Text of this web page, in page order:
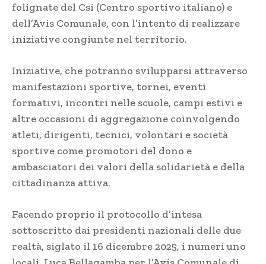
folignate del Csi (Centro sportivo italiano) e
dell’Avis Comunale, con l’intento di realizzare
iniziative congiunte nel territorio.
Iniziative, che potranno svilupparsi attraverso
manifestazioni sportive, tornei, eventi
formativi, incontri nelle scuole, campi estivi e
altre occasioni di aggregazione coinvolgendo
atleti, dirigenti, tecnici, volontari e società
sportive come promotori del dono e
ambasciatori dei valori della solidarietà e della
cittadinanza attiva.
Facendo proprio il protocollo d’intesa
sottoscritto dai presidenti nazionali delle due
realtà, siglato il 16 dicembre 2025, i numeri uno